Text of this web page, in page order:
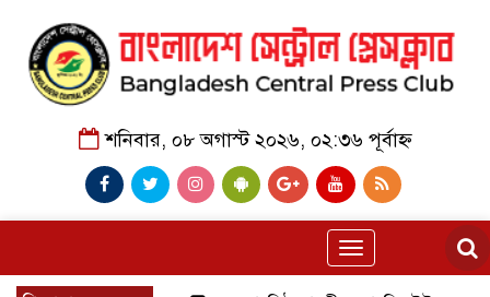
শনিবার, ০৮ অগাস্ট ২০২৬, ০২:৩৬ পূর্বাহ্ন
Toggle
navigation